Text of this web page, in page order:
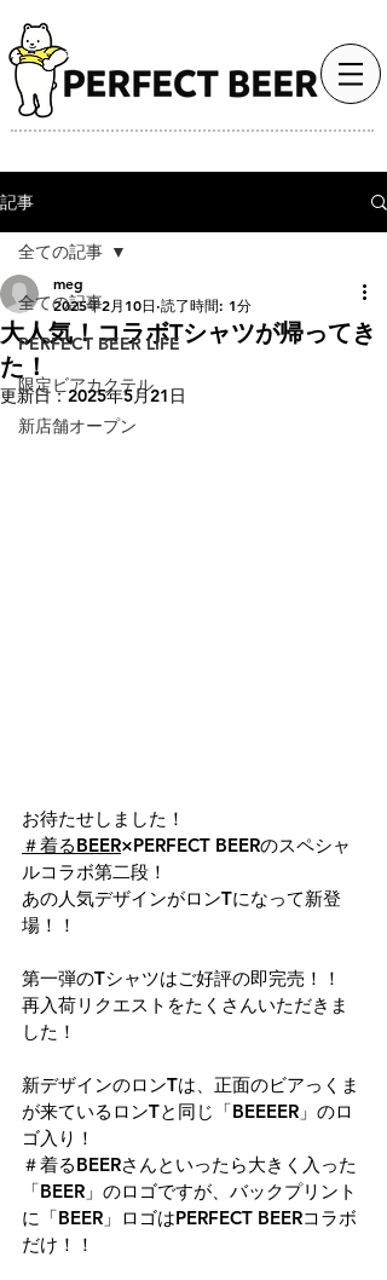
最高のビール体験で、人生をもっと豊かに。
記事
全ての記事
PERFECT BEER LIFE
限定ビアカクテル
新店舗オープン
全ての記事
大人気！コラボTシャツが帰ってき
た！
meg
2025年2月10日 読了時間: 1分
更新日：2025年5月21日
お待たせしました！
＃着るBEER×PERFECT BEERのスペシャ
ルコラボ第二段！
あの人気デザインがロンTになって新登
場！！
第一弾のTシャツはご好評の即完売！！
再入荷リクエストをたくさんいただきま
した！
新デザインのロンTは、正面のビアっくま
が来ているロンTと同じ「BEEEER」のロ
ゴ入り！
＃着るBEERさんといったら大きく入った
「BEER」のロゴですが、バックプリント
に「BEER」ロゴはPERFECT BEERコラボ
だけ！！